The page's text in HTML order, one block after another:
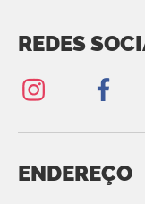
REDES
ENDEREÇO